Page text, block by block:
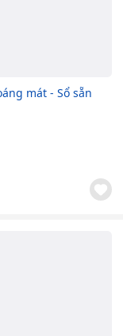
mát - Sổ sẵn